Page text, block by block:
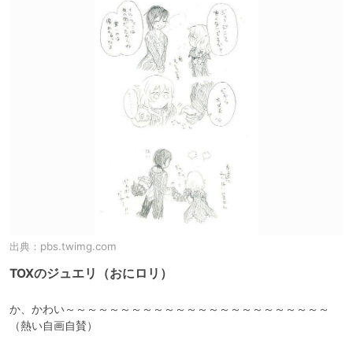
出典： pbs.twimg.com
TOXのジュエリ（おにロリ）
か、かわい～～～～～～～～～～～～～～～～～～～～～～～～
（熱い自画自賛）